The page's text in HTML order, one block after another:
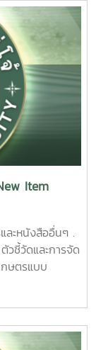
อิทธิพลของ
องลำไยพันธุ์
าลัยแม่
Influence of
Drought of
ริญกิจ รายงาน
ยกหนังสือ 2558
] .
2015.
ารต้านออซิเดชั
]. วิจิตรา แดง
13
of
Item
ละหนังสืออื่นๆ .
ชี้วัดและการจัด
ษตรแบบ
/
Phahol